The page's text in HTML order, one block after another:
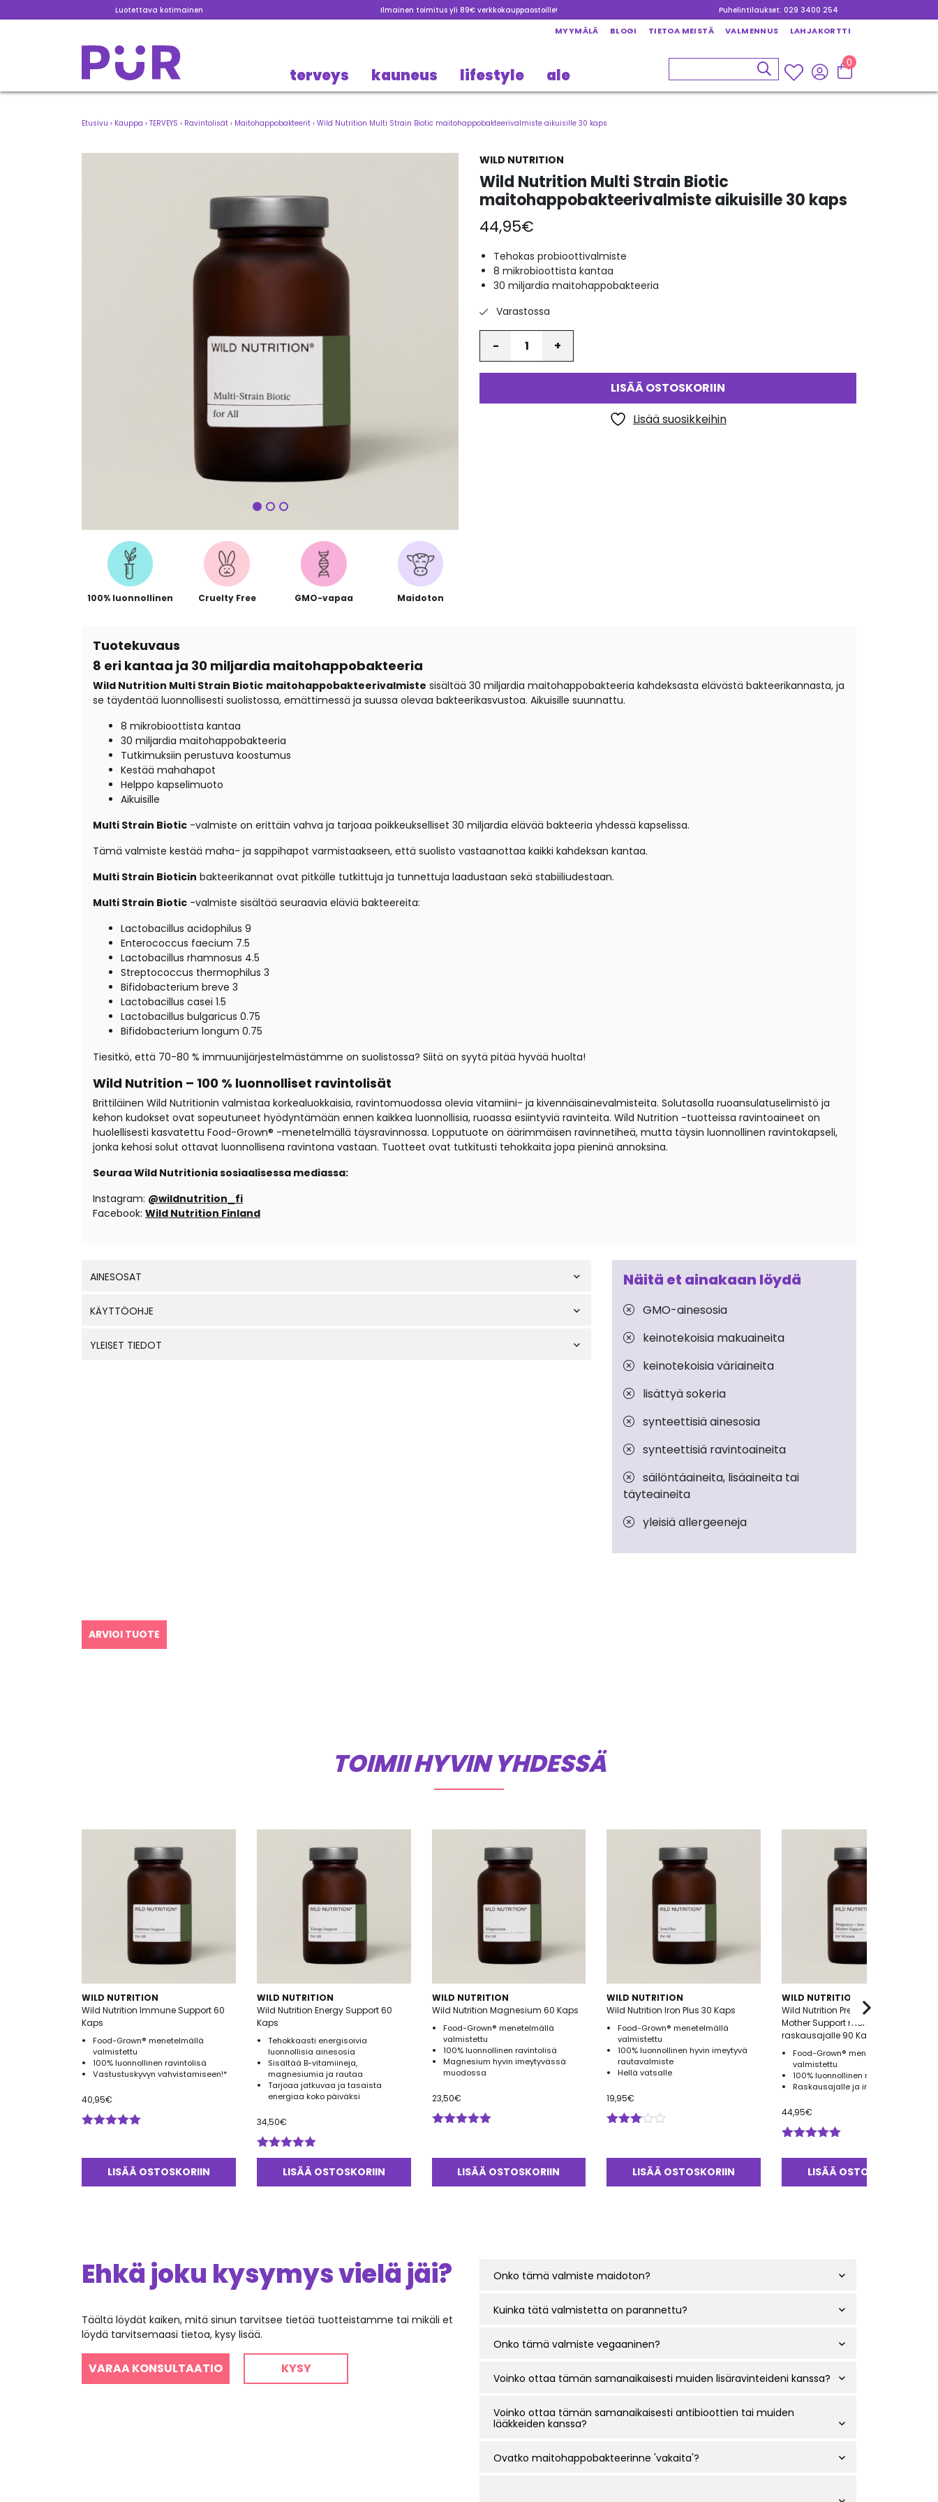
Luotettava kotimainen Ilmainen toimitus yli 89€ verkkokauppaostoille! Puhelintilaukset: 029 3400 254
MYYMÄLÄ BLOGI TIETOA MEISTÄ VALMENNUS LAHJAKORTTI
terveys kauneus lifestyle ale
0
Etusivu › Kauppa › TERVEYS › Ravintolisät › Maitohappobakteerit › Wild Nutrition Multi Strain Biotic maitohappobakteerivalmiste aikuisille 30 kaps
Seuraava
WILD NUTRITION
Wild Nutrition Multi Strain Biotic
maitohappobakteerivalmiste aikuisille 30 kaps
44,95€
Tehokas probioottivalmiste
8 mikrobioottista kantaa
30 miljardia maitohappobakteeria
Varastossa
LISÄÄ OSTOSKORIIN
Lisää suosikkeihin
100% luonnollinen Cruelty Free GMO-vapaa Maidoton
Tuotekuvaus
8 eri kantaa ja 30 miljardia maitohappobakteeria
Wild Nutrition Multi Strain Biotic maitohappobakteerivalmiste sisältää 30 miljardia maitohappobakteeria kahdeksasta elävästä bakteerikannasta, ja
se täydentää luonnollisesti suolistossa, emättimessä ja suussa olevaa bakteerikasvustoa. Aikuisille suunnattu.
8 mikrobioottista kantaa
30 miljardia maitohappobakteeria
Tutkimuksiin perustuva koostumus
Kestää mahahapot
Helppo kapselimuoto
Aikuisille
Multi Strain Biotic -valmiste on erittäin vahva ja tarjoaa poikkeukselliset 30 miljardia elävää bakteeria yhdessä kapselissa.
Tämä valmiste kestää maha- ja sappihapot varmistaakseen, että suolisto vastaanottaa kaikki kahdeksan kantaa.
Multi Strain Bioticin bakteerikannat ovat pitkälle tutkittuja ja tunnettuja laadustaan ​​sekä stabiiliudestaan.
Multi Strain Biotic -valmiste sisältää seuraavia eläviä bakteereita:
Lactobacillus acidophilus 9
Enterococcus faecium 7.5
Lactobacillus rhamnosus 4.5
Streptococcus thermophilus 3
Bifidobacterium breve 3
Lactobacillus casei 1.5
Lactobacillus bulgaricus 0.75
Bifidobacterium longum 0.75
Tiesitkö, että 70-80 % immuunijärjestelmästämme on suolistossa? Siitä on syytä pitää hyvää huolta!
Wild Nutrition – 100 % luonnolliset ravintolisät
Brittiläinen Wild Nutritionin valmistaa korkealuokkaisia, ravintomuodossa olevia vitamiini- ja kivennäisainevalmisteita. Solutasolla ruoansulatuselimistö ja
kehon kudokset ovat sopeutuneet hyödyntämään ennen kaikkea luonnollisia, ruoassa esiintyviä ravinteita. Wild Nutrition -tuotteissa ravintoaineet on
huolellisesti kasvatettu Food-Grown® -menetelmällä täysravinnossa. Lopputuote on äärimmäisen ravinnetiheä, mutta täysin luonnollinen ravintokapseli,
jonka kehosi solut ottavat luonnollisena ravintona vastaan. Tuotteet ovat tutkitusti tehokkaita jopa pieninä annoksina.
Seuraa Wild Nutritionia sosiaalisessa mediassa:
Instagram: @wildnutrition_fi
Facebook: Wild Nutrition Finland
AINESOSAT
KÄYTTÖOHJE
YLEISET TIEDOT
Näitä et ainakaan löydä
GMO-ainesosia
keinotekoisia makuaineita
keinotekoisia väriaineita
lisättyä sokeria
synteettisiä ainesosia
synteettisiä ravintoaineita
säilöntäaineita, lisäaineita tai
täyteaineita
yleisiä allergeeneja
ARVIOI TUOTE
TOIMII HYVIN YHDESSÄ
WILD NUTRITION
Wild Nutrition Immune Support 60
Kaps
Food-Grown® menetelmällä
valmistettu
100% luonnollinen ravintolisä
Vastustuskyvyn vahvistamiseen!*
40,95€
5.00/ 5
LISÄÄ OSTOSKORIIN
WILD NUTRITION
Wild Nutrition Energy Support 60
Kaps
Tehokkaasti energisoivia
luonnollisia ainesosia
Sisältää B-vitamiineja,
magnesiumia ja rautaa
Tarjoaa jatkuvaa ja tasaista
energiaa koko päiväksi
34,50€
Arvostelu
tuotteesta:
LISÄÄ OSTOSKORIIN
WILD NUTRITION
Wild Nutrition Magnesium 60 Kaps
Food-Grown® menetelmällä
valmistettu
100% luonnollinen ravintolisä
Magnesium hyvin imeytyvässä
muodossa
23,50€
5.00/ 5
LISÄÄ OSTOSKORIIN
WILD NUTRITION
Wild Nutrition Iron Plus 30 Kaps
Food-Grown® menetelmällä
valmistettu
100% luonnollinen hyvin imeytyvä
rautavalmiste
Hellä vatsalle
19,95€
3.00/
LISÄÄ OSTOSKORIIN
WILD NUTRITION
Wild Nutrition Pregnancy + New
Mother Support monivitamiini
raskausajalle 90 Kaps
Food-Grown® menetelmällä
valmistettu
100% luonnollinen monivitamiini
Raskausajalle ja imetyksen tueksi
44,95€
tuotteesta:
/ 5
LISÄÄ OSTOSKORIIN
Ehkä joku kysymys vielä jäi?
Täältä löydät kaiken, mitä sinun tarvitsee tietää tuotteistamme tai mikäli et
löydä tarvitsemaasi tietoa, kysy lisää.
VARAA KONSULTAATIO KYSY
Onko tämä valmiste maidoton?
Kuinka tätä valmistetta on parannettu?
Onko tämä valmiste vegaaninen?
Voinko ottaa tämän samanaikaisesti muiden lisäravinteideni kanssa?
Voinko ottaa tämän samanaikaisesti antibioottien tai muiden
lääkkeiden kanssa?
Ovatko maitohappobakteerinne 'vakaita'?